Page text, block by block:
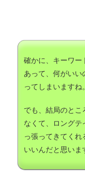
確かに、キーワー
あって、何がいい
ってしまいますね。
でも、結局のとこ
なくて、ロングテ
っ張ってきてく
いいんだと思いま